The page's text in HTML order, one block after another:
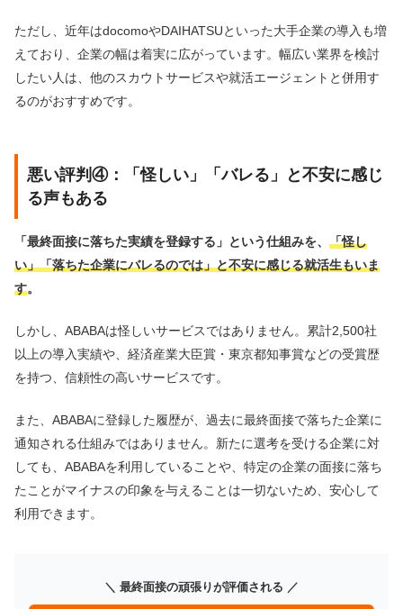
ただし、近年はdocomoやDAIHATSUといった大手企業の導入も増
えており、企業の幅は着実に広がっています。幅広い業界を検討
したい人は、他のスカウトサービスや就活エージェントと併用す
るのがおすすめです。
悪い評判④：「怪しい」「バレる」と不安に感じ
る声もある
「最終面接に落ちた実績を登録する」という仕組みを、 「怪し
い」「落ちた企業にバレるのでは」と不安に感じる就活生もいま
す。
しかし、ABABAは怪しいサービスではありません。累計2,500社
以上の導入実績や、経済産業大臣賞・東京都知事賞などの受賞歴
を持つ、信頼性の高いサービスです。
また、ABABAに登録した履歴が、過去に最終面接で落ちた企業に
通知される仕組みではありません。新たに選考を受ける企業に対
しても、ABABAを利用していることや、特定の企業の面接に落ち
たことがマイナスの印象を与えることは一切ないため、安心して
利用できます。
＼ 最終面接の頑張りが評価される ／